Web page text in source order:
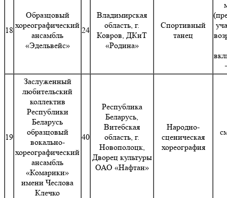
18
Образцовый
хореографический
ансамбль
«Эдельвейс»
24
Владимирская
область, г.
Ковров, ДКиТ
«Родина»
Спортивный
танец
19
Заслуженный
любительский
коллектив
Республики
Беларусь
образцовый
вокально-
хореографический
ансамбль
«Комарики»
имени Чеслова
Клечко
40
Республика
Беларусь,
Витебская
область, г.
Новополоцк,
Дворец культуры
ОАО «Нафтан»
Народно-
сценическая
хореография